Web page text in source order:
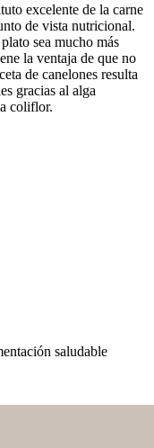
excelente de la carne
de vista nutricional.
sea mucho más
la ventaja de que no
de canelones resulta
gracias al alga
coliflor.
saludable